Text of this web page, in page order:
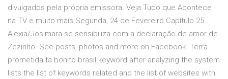
divulgados pela própria emissora. Veja Tudo que Acontece
na TV e muito mais Segunda, 24 de Fevereiro Capítulo 25
Alexia/Josimara se sensibiliza com a declaração de amor de
Zezinho. See posts, photos and more on Facebook. Terra
prometida ta bonito brasil keyword after analyzing the system
lists the list of keywords related and the list of websites with